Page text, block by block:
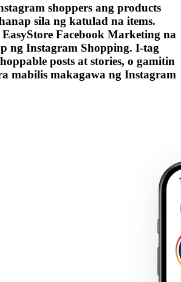
shoppers ang products
sila ng katulad na items.
Facebook Marketing na
ng Instagram Shopping. I-tag
posts at stories, o gamitin
mabilis makagawa ng Instagram